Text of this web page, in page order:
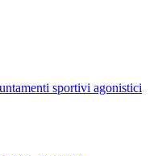
sportivi agonistici